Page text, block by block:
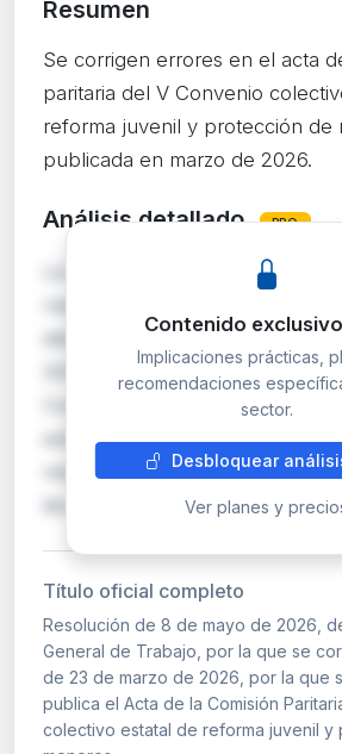
Resumen
Se corrigen errores en el acta
paritaria del V Convenio
reforma juvenil y protección de
publicada en marzo de 2026.
Análisis detallado PRO
La Dirección General de Trabajo
resolución para corregir errores
detectados en la resolución de
2026, que registraba y publicaba
Comisión Paritaria del V
estatal de reforma juvenil y
menores. Estas correcciones
técnico …
Contenido exclusivo
Implicaciones prácticas,
recomendaciones
sector.
Desbloquear
Ver planes y
Título oficial completo
Resolución de 8 de mayo de 2026,
General de Trabajo, por la que se
de 23 de marzo de 2026, por la que
publica el Acta de la Comisión
colectivo estatal de reforma juvenil y